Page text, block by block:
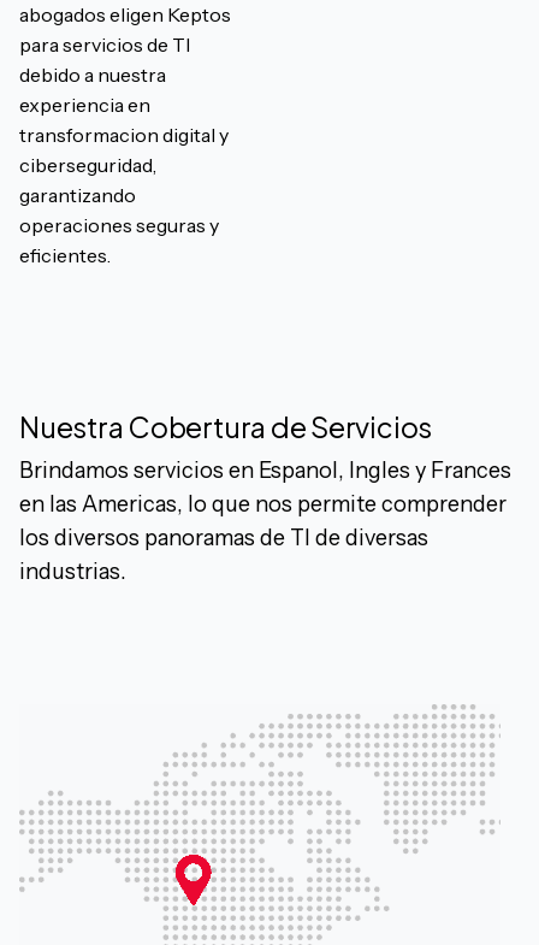
abogados eligen Keptos
para servicios de TI
debido a nuestra
experiencia en
transformacion digital y
ciberseguridad,
garantizando
operaciones seguras y
eficientes.
Nuestra Cobertura de Servicios
Brindamos servicios en Espanol, Ingles y Frances
en las Americas, lo que nos permite comprender
los diversos panoramas de TI de diversas
industrias.